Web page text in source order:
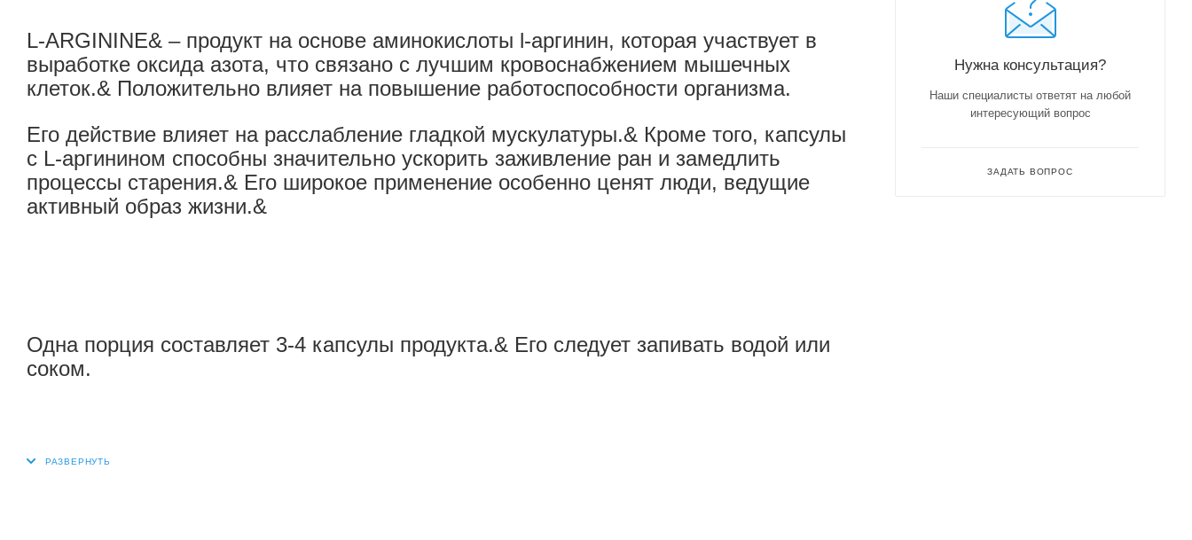
L-ARGININE& – продукт на основе аминокислоты l-аргинин, которая участвует в
выработке оксида азота, что связано с лучшим кровоснабжением мышечных
клеток.& Положительно влияет на повышение работоспособности организма.
Его действие влияет на расслабление гладкой мускулатуры.& Кроме того, капсулы
с L-аргинином способны значительно ускорить заживление ран и замедлить
процессы старения.& Его широкое применение особенно ценят люди, ведущие
активный образ жизни.&
Одна порция составляет 3-4 капсулы продукта.& Его следует запивать водой или
соком.
Нужна консультация?
Наши специалисты ответят на любой
интересующий вопрос
ЗАДАТЬ ВОПРОС